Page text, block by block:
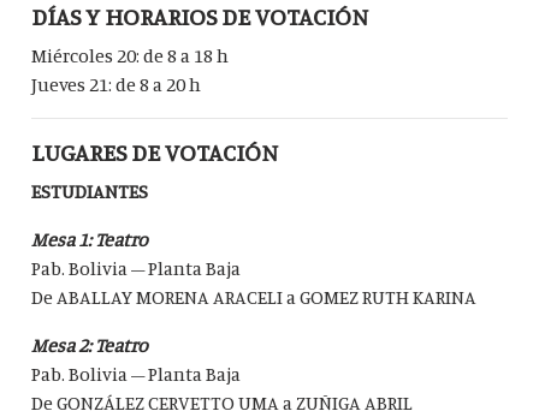
DÍAS Y HORARIOS DE VOTACIÓN
Miércoles 20: de 8 a 18 h
Jueves 21: de 8 a 20 h
LUGARES DE VOTACIÓN
ESTUDIANTES
Mesa 1: Teatro
Pab. Bolivia – Planta Baja
De ABALLAY MORENA ARACELI a GOMEZ RUTH KARINA
Mesa 2: Teatro
Pab. Bolivia – Planta Baja
De GONZÁLEZ CERVETTO UMA a ZUÑIGA ABRIL